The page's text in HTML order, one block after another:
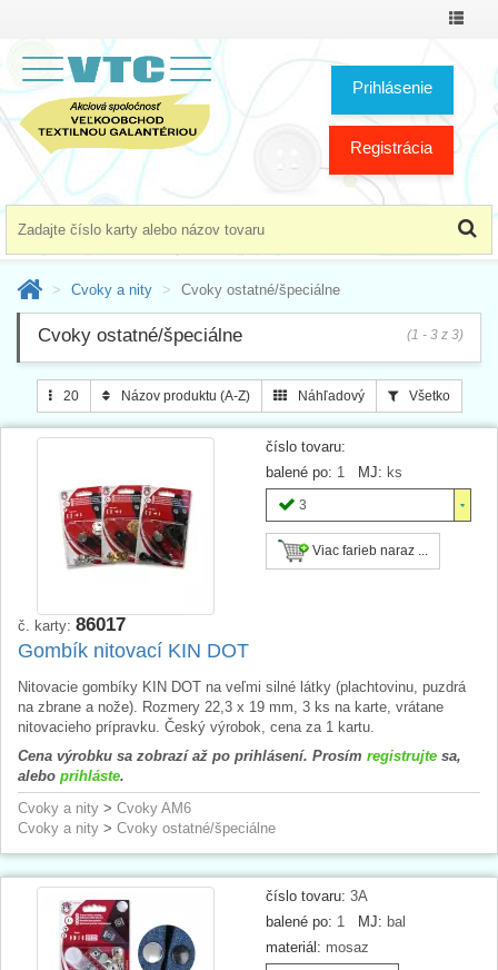
Prepnúť
Prihlásenie
Registrácia
Cvoky a nity Cvoky ostatné/špeciálne
Cvoky ostatné/špeciálne (1 - 3 z 3)
20 Názov produktu (A-Z) Náhľadový Všetko
číslo tovaru:
balené po: 1 MJ: ks
3
Viac farieb naraz ...
č. karty: 86017
Gombík nitovací KIN DOT
Nitovacie gombíky KIN DOT na veľmi silné látky (plachtovinu, puzdrá
na zbrane a nože). Rozmery 22,3 x 19 mm, 3 ks na karte, vrátane
nitovacieho prípravku. Český výrobok, cena za 1 kartu.
Cena výrobku sa zobrazí až po prihlásení. Prosím registrujte sa,
alebo prihláste.
Cvoky a nity > Cvoky AM6
Cvoky a nity > Cvoky ostatné/špeciálne
číslo tovaru: 3A
balené po: 1 MJ: bal
materiál: mosaz